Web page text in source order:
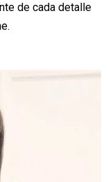
de cada detalle